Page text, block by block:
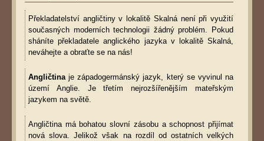
Překladatelství angličtiny v lokalitě Skalná není při využití
současných moderních technologii žádný problém. Pokud
sháníte překladatele anglického jazyka v lokalitě Skalná,
neváhejte a obraťte se na nás!
Angličtina je západogermánský jazyk, který se vyvinul na
území Anglie. Je třetím nejrozšířenějším mateřským
jazykem na světě.
Angličtina má bohatou slovní zásobu a schopnost přijímat
nová slova. Jelikož však na rozdíl od ostatních velkých